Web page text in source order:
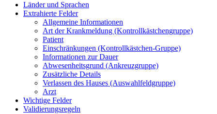
Länder und Sprachen
Extrahierte Felder
Allgemeine Informationen
Art der Krankmeldung (Kontrollkästchengruppe)
Patient
Einschränkungen (Kontrollkästchen-Gruppe)
Informationen zur Dauer
Abwesenheitsgrund (Ankreuzgruppe)
Zusätzliche Details
Verlassen des Hauses (Auswahlfeldgruppe)
Arzt
Wichtige Felder
Validierungsregeln